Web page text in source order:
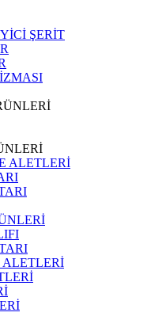
ŞERİT
ALETLERİ
ALETLERİ